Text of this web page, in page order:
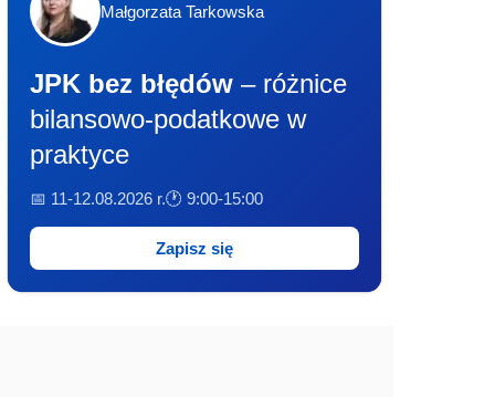
Małgorzata Tarkowska
JPK bez błędów – różnice
bilansowo-podatkowe w
praktyce
📅 11-12.08.2026 r.🕐 9:00-15:00
Zapisz się